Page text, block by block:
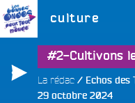
Aller
au
contenu
POUR
Étiquette :
culture
#2-Cultivons
La rédac
Echos des
Publié
29 octobre 2024